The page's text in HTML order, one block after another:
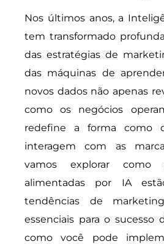
Nos últimos anos, a
tem transformado
das estratégias de
das máquinas de
novos dados não apenas
como os negócios
redefine a forma como
interagem com as
vamos explorar como
alimentadas por IA
tendências de
essenciais para o sucesso
como você pode